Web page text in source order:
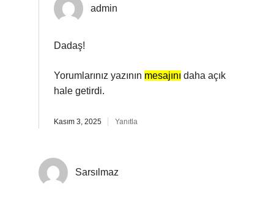
admin
Dadaş!
Yorumlarınız yazının mesajını daha açık
hale getirdi.
Kasım 3, 2025 Yanıtla
Sarsılmaz